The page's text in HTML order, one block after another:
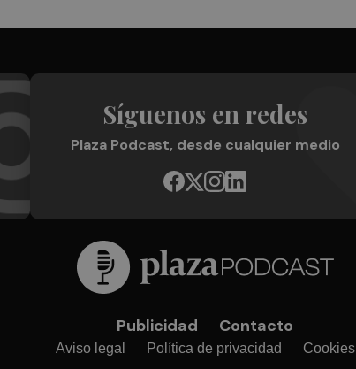
Síguenos en redes
Plaza Podcast, desde cualquier medio
Publicidad Contacto
Aviso legal Política de privacidad Cookies